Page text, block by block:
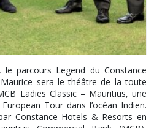
parcours Legend du Constance
sera le théâtre de la toute
Ladies Classic – Mauritius, une
Tour dans l’océan Indien.
Constance Hotels & Resorts en